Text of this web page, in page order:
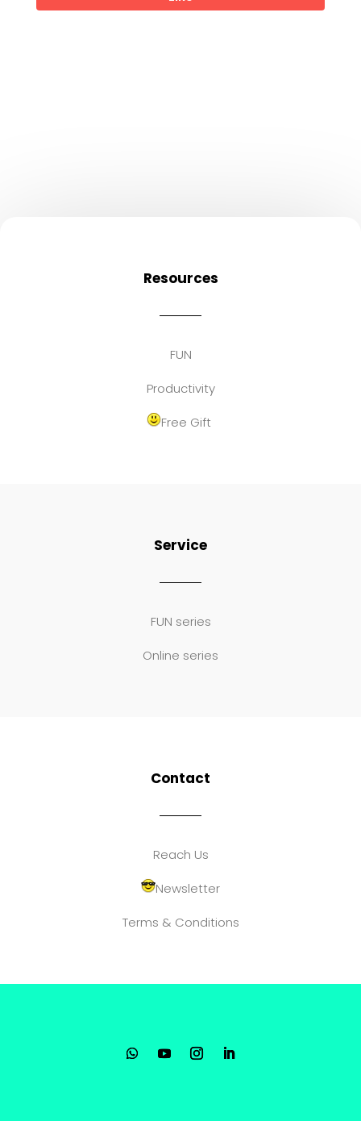
Resources
FUN
Productivity
Free Gift
Service
FUN series
Online series
Contact
Reach Us
Newsletter
Terms & Conditions